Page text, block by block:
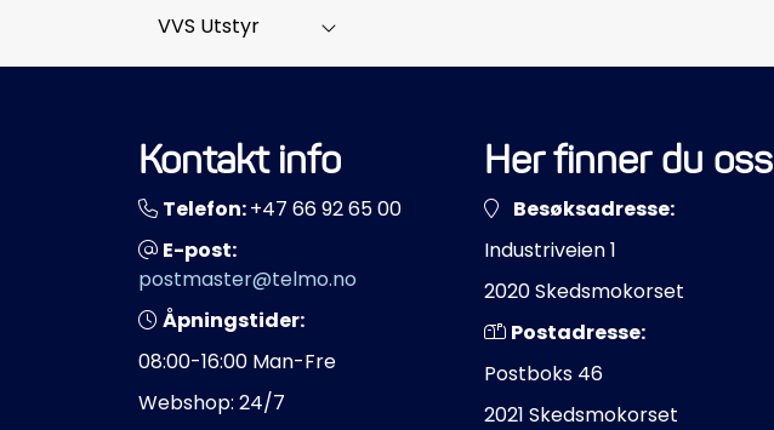
VVS Utstyr
Kontakt info
Telefon:+47 66 92 65 00
E-post:
postmaster@telmo.no
Åpningstider:
08:00-16:00 Man-Fre
Webshop: 24/7
Her finner du oss
Besøksadresse:
Industriveien 1
2020 Skedsmokorset
Postadresse:
Postboks 46
2021 Skedsmokorset